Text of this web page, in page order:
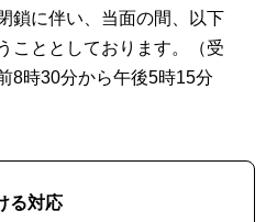
鎖に伴い、当面の間、以下
こととしております。（受
時30分から午後5時15分
る対応